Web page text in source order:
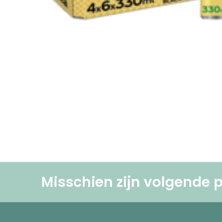
Misschien zijn volgende